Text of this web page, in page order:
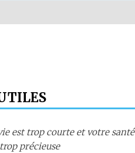
est trop courte et votre santé
précieuse